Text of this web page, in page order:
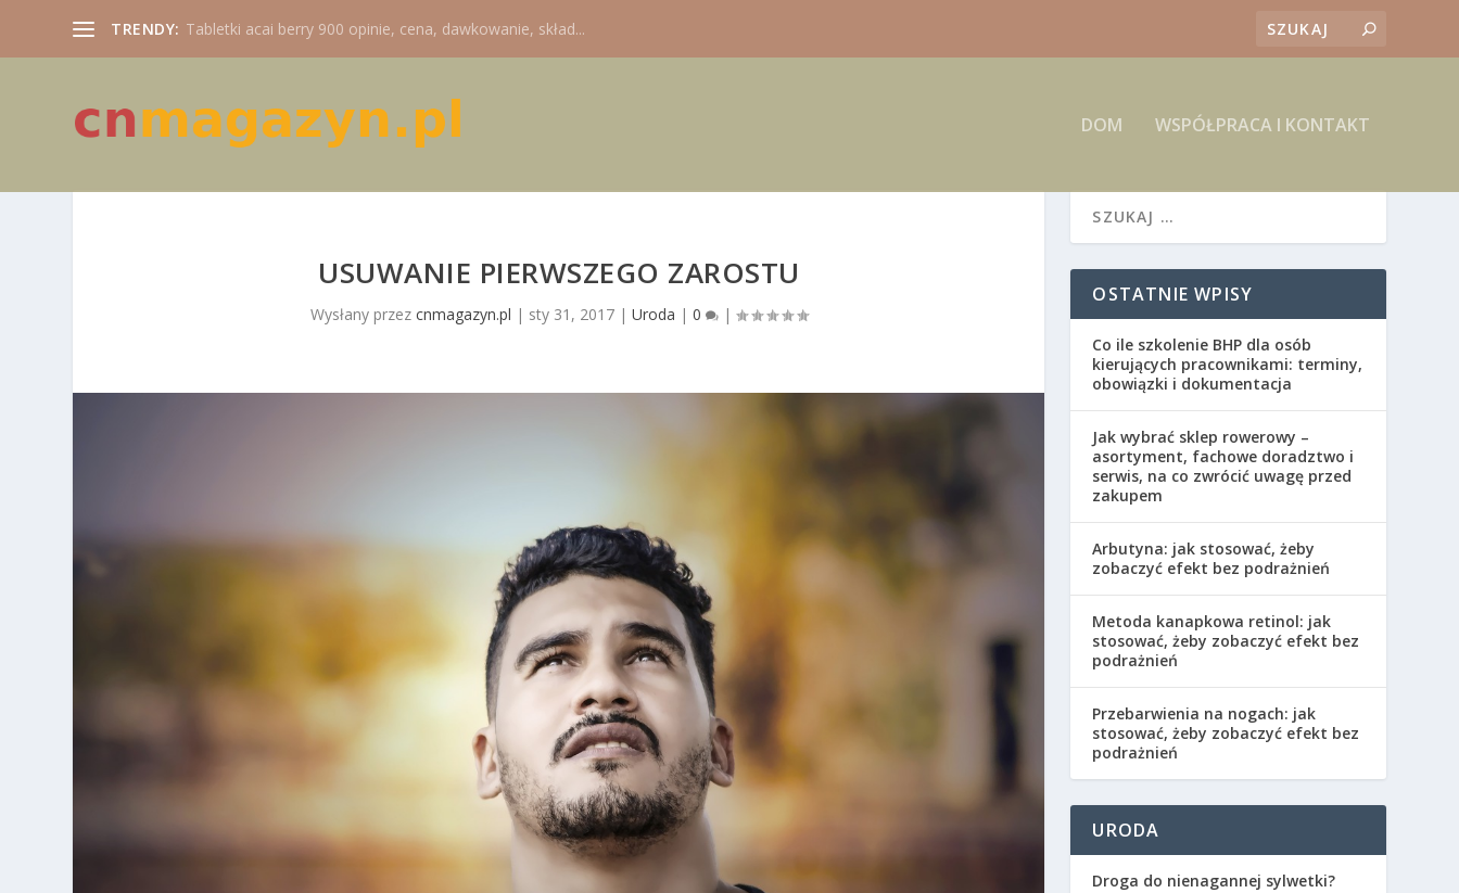
TRENDY: Tabletki acai berry 900 opinie, cena, dawkowanie, skład...
DOM WSPÓŁPRACA I KONTAKT
USUWANIE PIERWSZEGO ZAROSTU
Wysłany przez cnmagazyn.pl | sty 31, 2017| Uroda | 0 |
OSTATNIE WPISY
Co ile szkolenie BHP dla osób
kierujących pracownikami: terminy,
obowiązki i dokumentacja
Jak wybrać sklep rowerowy –
asortyment, fachowe doradztwo i
serwis, na co zwrócić uwagę przed
zakupem
Arbutyna: jak stosować, żeby
zobaczyć efekt bez podrażnień
Metoda kanapkowa retinol: jak
stosować, żeby zobaczyć efekt bez
podrażnień
Przebarwienia na nogach: jak
stosować, żeby zobaczyć efekt bez
podrażnień
URODA
Droga do nienagannej sylwetki?